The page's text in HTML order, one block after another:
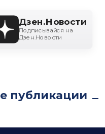
Дзен.Новости
Подписывайся на
Дзен.Новости
публикации